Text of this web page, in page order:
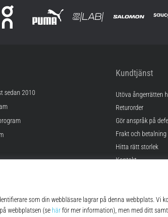
sedan 2010
Kundtjänst
Utöva ångerrätten
Returorder
Gör anspråk på
Frakt och betalning
Hitta rätt storlek
Kontakt